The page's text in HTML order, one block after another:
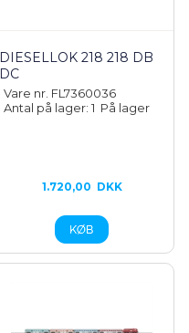
DIESELLOK 218 218 DB
DC
Vare nr. FL7360036
Antal på lager: 1 På lager
1.720,00 DKK